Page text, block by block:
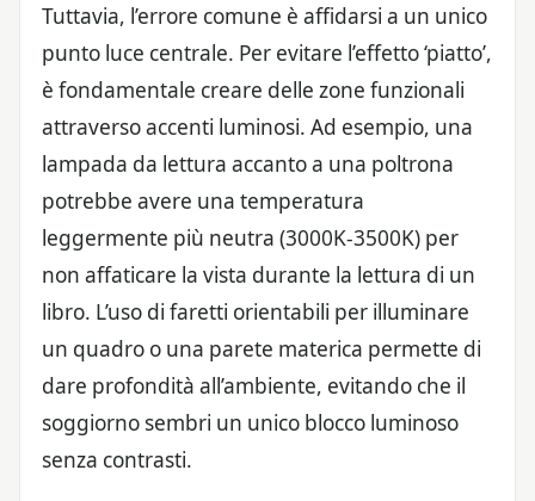
Tuttavia, l’errore comune è affidarsi a un unico
punto luce centrale. Per evitare l’effetto ‘piatto’,
è fondamentale creare delle zone funzionali
attraverso accenti luminosi. Ad esempio, una
lampada da lettura accanto a una poltrona
potrebbe avere una temperatura
leggermente più neutra (3000K-3500K) per
non affaticare la vista durante la lettura di un
libro. L’uso di faretti orientabili per illuminare
un quadro o una parete materica permette di
dare profondità all’ambiente, evitando che il
soggiorno sembri un unico blocco luminoso
senza contrasti.